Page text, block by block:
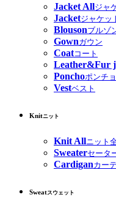
Jacket Allジャ
Jacketジャケッ
Blousonブルゾ
Gownガウン
Coatコート
Leather&Fur
Ponchoポンチョ
Vestベスト
Knitニット
Knit Allニット
Sweaterセータ
Cardiganカー
Sweatスウェット